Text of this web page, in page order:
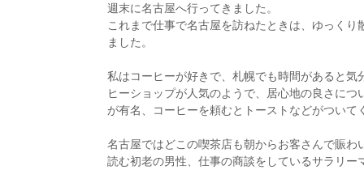
週末に名古屋へ行ってきました。
これまで仕事で名古屋を訪ねたときは、ゆっく
ました。
私はコーヒーが好きで、札幌でも時間があると
ヒーショップが人気のようで、居心地の良さに
が有名、コーヒーを頼むとトーストなどがつい
名古屋ではどこの喫茶店も朝からお客さんで賑
読む初老の男性、仕事の商談をしているサラリ